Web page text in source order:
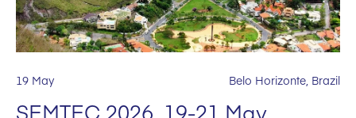
19 May Belo Horizonte, Brazil
SEMTEC 2026, 19-21 May